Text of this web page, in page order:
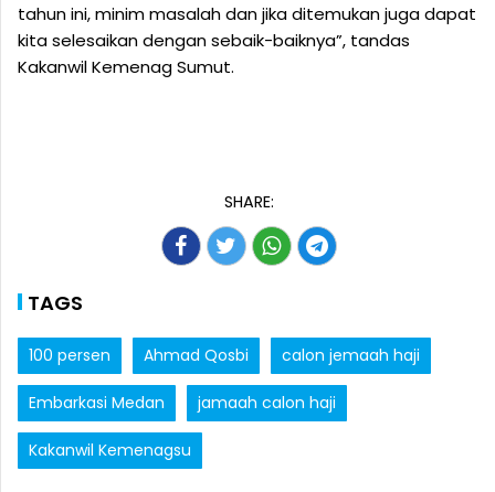
tahun ini, minim masalah dan jika ditemukan juga dapat
kita selesaikan dengan sebaik-baiknya”, tandas
Kakanwil Kemenag Sumut.
SHARE:
TAGS
100 persen Ahmad Qosbi calon jemaah haji
Embarkasi Medan jamaah calon haji
Kakanwil Kemenagsu